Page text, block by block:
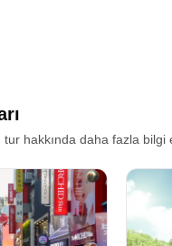
rotamız
görüp fotoğraf
çok merak ettiği
ortadan kaldırarak,
lezzetlerinin en kralını
Mercan Adası’nın turkuaz
ile sınırlı değildir.
iklimden, Asya’nın
tur hakkında daha fazla bilgi